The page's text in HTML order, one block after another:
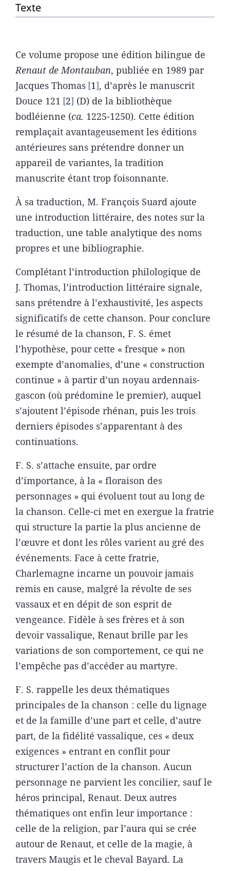
Notes
Citer cet article
Texte
Ce volume propose une édition bilingue de
Renaut de Montauban, publiée en 1989 par
Jacques Thomas 1 , d’après le manuscrit
Douce 121 2 (D) de la bibliothèque
bodléienne (ca. 1225-1250). Cette édition
remplaçait avantageusement les éditions
antérieures sans prétendre donner un
appareil de variantes, la tradition
manuscrite étant trop foisonnante.
À sa traduction, M. François Suard ajoute
une introduction littéraire, des notes sur la
traduction, une table analytique des noms
propres et une bibliographie.
Complétant l’introduction philologique de
J. Thomas, l’introduction littéraire signale,
sans prétendre à l’exhaustivité, les aspects
significatifs de cette chanson. Pour conclure
le résumé de la chanson, F. S. émet
l’hypothèse, pour cette « fresque » non
exempte d’anomalies, d’une « construction
continue » à partir d’un noyau ardennais-
gascon (où prédomine le premier), auquel
s’ajoutent l’épisode rhénan, puis les trois
derniers épisodes s’apparentant à des
continuations.
F. S. s’attache ensuite, par ordre
d’importance, à la « floraison des
personnages » qui évoluent tout au long de
la chanson. Celle-ci met en exergue la fratrie
qui structure la partie la plus ancienne de
l’œuvre et dont les rôles varient au gré des
événements. Face à cette fratrie,
Charlemagne incarne un pouvoir jamais
remis en cause, malgré la révolte de ses
vassaux et en dépit de son esprit de
vengeance. Fidèle à ses frères et à son
devoir vassalique, Renaut brille par les
variations de son comportement, ce qui ne
l’empêche pas d’accéder au martyre.
F. S. rappelle les deux thématiques
principales de la chanson : celle du lignage
et de la famille d’une part et celle, d’autre
part, de la fidélité vassalique, ces « deux
exigences » entrant en conflit pour
structurer l’action de la chanson. Aucun
personnage ne parvient les concilier, sauf le
héros principal, Renaut. Deux autres
thématiques ont enfin leur importance :
celle de la religion, par l’aura qui se crée
autour de Renaut, et celle de la magie, à
travers Maugis et le cheval Bayard. La